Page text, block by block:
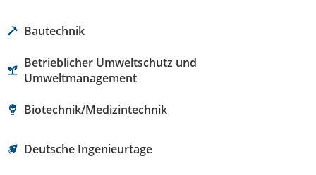
Bautechnik
Betrieblicher Umweltschutz und
Umweltmanagement
Biotechnik/Medizintechnik
Deutsche Ingenieurtage